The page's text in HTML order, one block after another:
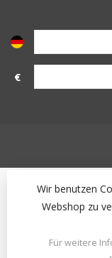
€
Wir benutzen
Webshop zu
Für weitere